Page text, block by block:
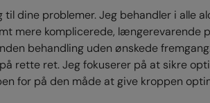
dine problemer. Jeg behandler i alle
mere komplicerede, længerevarende
behandling uden ønskede
rette ret. Jeg fokuserer på at sikre
for på den måde at give kroppen